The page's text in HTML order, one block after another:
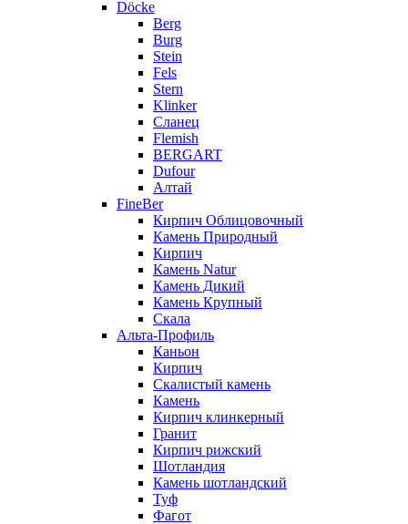
Döcke
Berg
Burg
Stein
Fels
Stern
Klinker
Сланец
Flemish
BERGART
Dufour
Алтай
FineBer
Кирпич Облицовочный
Камень Природный
Кирпич
Камень Natur
Камень Дикий
Камень Крупный
Скала
Альта-Профиль
Каньон
Кирпич
Скалистый камень
Камень
Кирпич клинкерный
Гранит
Кирпич рижский
Шотландия
Камень шотландский
Туф
Фагот